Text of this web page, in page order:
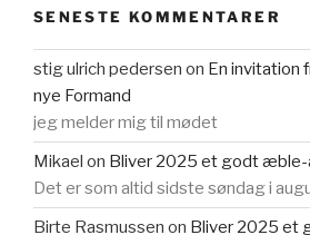
SENESTE KOMMENTARER
stig ulrich pedersen on En invitation
nye Formand
jeg melder mig til mødet
Mikael on Bliver 2025 et godt æble-
Det er som altid sidste søndag i
Birte Rasmussen on Bliver 2025 et